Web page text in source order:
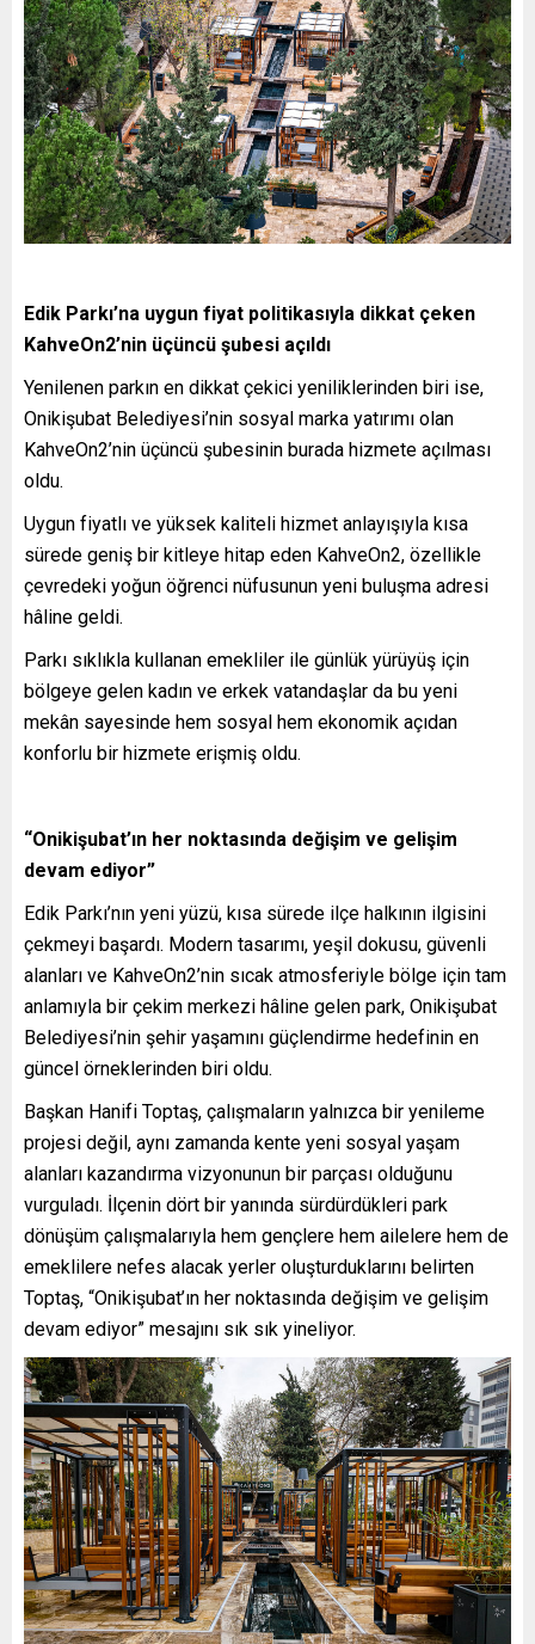
Edik Parkı’na uygun fiyat politikasıyla dikkat çeken
KahveOn2’nin üçüncü şubesi açıldı
Yenilenen parkın en dikkat çekici yeniliklerinden biri ise,
Onikişubat Belediyesi’nin sosyal marka yatırımı olan
KahveOn2’nin üçüncü şubesinin burada hizmete açılması
oldu.
Uygun fiyatlı ve yüksek kaliteli hizmet anlayışıyla kısa
sürede geniş bir kitleye hitap eden KahveOn2, özellikle
çevredeki yoğun öğrenci nüfusunun yeni buluşma adresi
hâline geldi.
Parkı sıklıkla kullanan emekliler ile günlük yürüyüş için
bölgeye gelen kadın ve erkek vatandaşlar da bu yeni
mekân sayesinde hem sosyal hem ekonomik açıdan
konforlu bir hizmete erişmiş oldu.
“Onikişubat’ın her noktasında değişim ve gelişim
devam ediyor”
Edik Parkı’nın yeni yüzü, kısa sürede ilçe halkının ilgisini
çekmeyi başardı. Modern tasarımı, yeşil dokusu, güvenli
alanları ve KahveOn2’nin sıcak atmosferiyle bölge için tam
anlamıyla bir çekim merkezi hâline gelen park, Onikişubat
Belediyesi’nin şehir yaşamını güçlendirme hedefinin en
güncel örneklerinden biri oldu.
Başkan Hanifi Toptaş, çalışmaların yalnızca bir yenileme
projesi değil, aynı zamanda kente yeni sosyal yaşam
alanları kazandırma vizyonunun bir parçası olduğunu
vurguladı. İlçenin dört bir yanında sürdürdükleri park
dönüşüm çalışmalarıyla hem gençlere hem ailelere hem de
emeklilere nefes alacak yerler oluşturduklarını belirten
Toptaş, “Onikişubat’ın her noktasında değişim ve gelişim
devam ediyor” mesajını sık sık yineliyor.